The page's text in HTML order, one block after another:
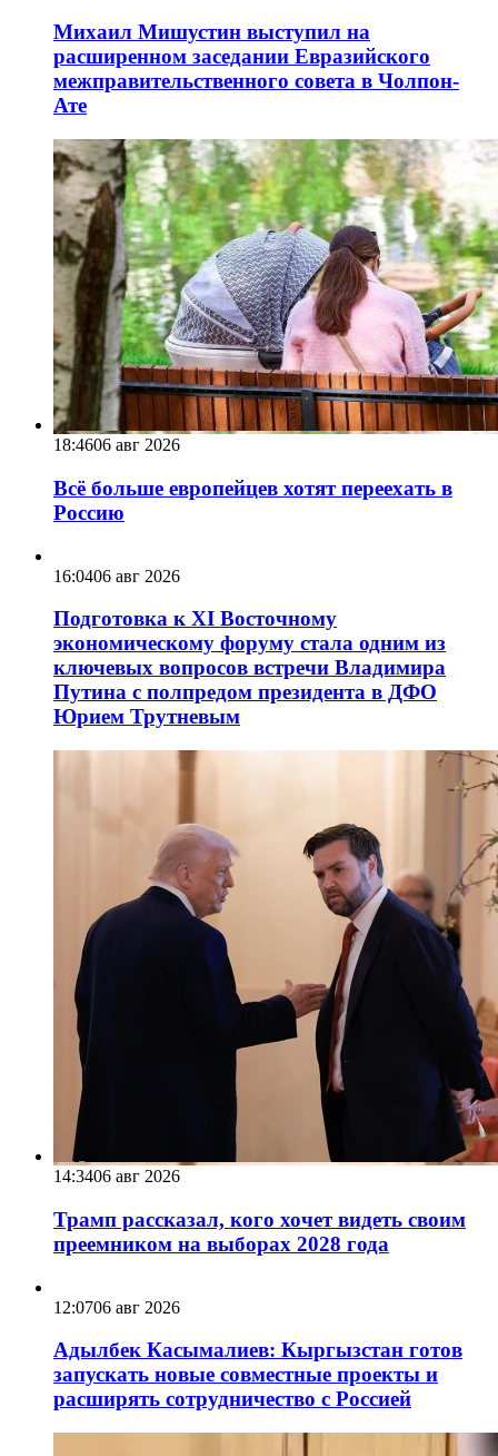
Михаил Мишустин выступил на
расширенном заседании Евразийского
межправительственного совета в Чолпон-
Ате
18:4606 авг 2026
Всё больше европейцев хотят переехать в
Россию
16:0406 авг 2026
Подготовка к XI Восточному
экономическому форуму стала одним из
ключевых вопросов встречи Владимира
Путина с полпредом президента в ДФО
Юрием Трутневым
14:3406 авг 2026
Трамп рассказал, кого хочет видеть своим
преемником на выборах 2028 года
12:0706 авг 2026
Адылбек Касымалиев: Кыргызстан готов
запускать новые совместные проекты и
расширять сотрудничество с Россией